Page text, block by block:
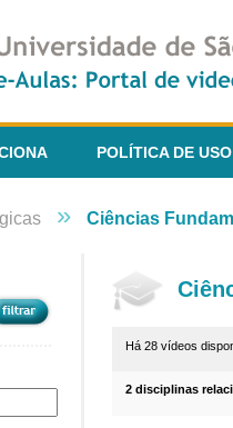
POLÍTICA DE USO
» Ciências
Há 28 vídeos
2 disciplinas